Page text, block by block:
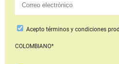
Aceptotérminos y condiciones
COLOMBIANO*